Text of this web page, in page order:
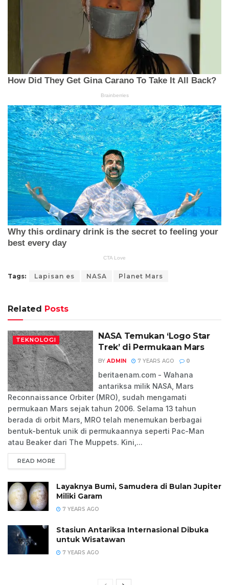
Tags: Lapisan es NASA Planet Mars
Related Posts
TEKNOLOGI
NASA Temukan ‘Logo Star
Trek’ di Permukaan Mars
BY ADMIN 7 YEARS AGO 0
beritaenam.com - Wahana
antariksa milik NASA, Mars
Reconnaissance Orbiter (MRO), sudah mengamati
permukaan Mars sejak tahun 2006. Selama 13 tahun
berada di orbit Mars, MRO telah menemukan berbagai
bentuk-bentuk unik di permukaannya seperti Pac-Man
atau Beaker dari The Muppets. Kini,...
READ MORE
Layaknya Bumi, Samudera di Bulan Jupiter
Miliki Garam
7 YEARS AGO
Stasiun Antariksa Internasional Dibuka
untuk Wisatawan
7 YEARS AGO